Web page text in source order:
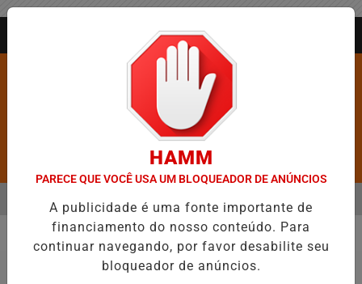
Pesquisar Notícia
CINCO CIDADES MAIS VIOLENTAS DO BRASIL E CAI PARA A 6ª
EM ALTA
MENU
Direitos Humanos
HAMM
PARECE QUE VOCÊ USA UM BLOQUEADOR DE ANÚNCIOS
A publicidade é uma fonte importante de
financiamento do nosso conteúdo. Para
continuar navegando, por favor desabilite seu
bloqueador de anúncios.